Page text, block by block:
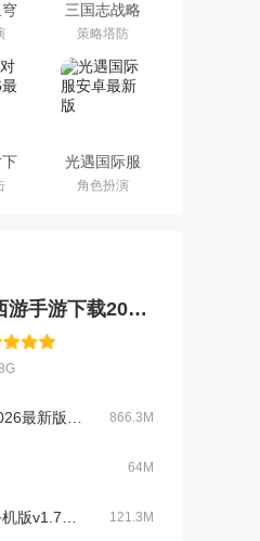
三国志战略
版安卓灵犀
客户端3D最
新版
策略塔防
光遇国际服
安卓最新版
角色扮演
梦幻西游手游下载2026最新版v1.563.0官方版
866.3M
64M
121.3M